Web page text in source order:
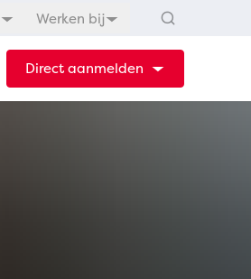
Werken bij
Direct aanmelden